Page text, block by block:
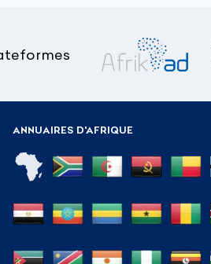
ANNUAIRES D'AFRIQUE